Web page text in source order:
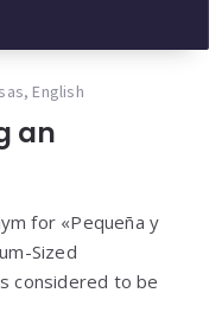
, English
an
for «Pequeña y
Sized
considered to be